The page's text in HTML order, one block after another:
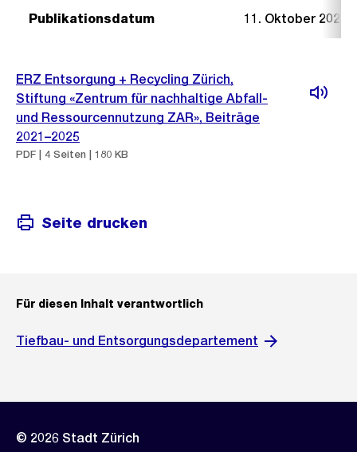
Publikationsdatum 11. Oktober 2022
ERZ Entsorgung + Recycling Zürich,
Stiftung «Zentrum für nachhaltige Abfall-
und Ressourcennutzung ZAR», Beiträge
2021–2025
PDF | 4 Seiten | 180 KB
Seite drucken
Für diesen Inhalt verantwortlich
Tiefbau- und Entsorgungsdepartement
© 2026 Stadt Zürich